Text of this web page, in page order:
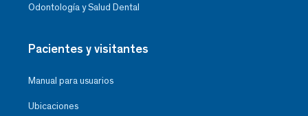
Odontología y Salud Dental
Pacientes y visitantes
Manual para usuarios
Ubicaciones